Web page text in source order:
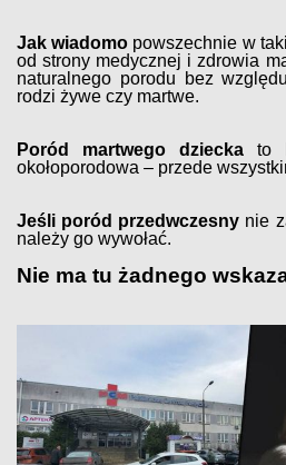
Jak wiadomo powszechnie w
od strony medycznej i zdrowia
naturalnego porodu bez
rodzi żywe czy martwe.
Poród martwego dziecka to
okołoporodowa – przede
Jeśli poród przedwczesny nie
należy go wywołać.
Nie ma tu żadnego